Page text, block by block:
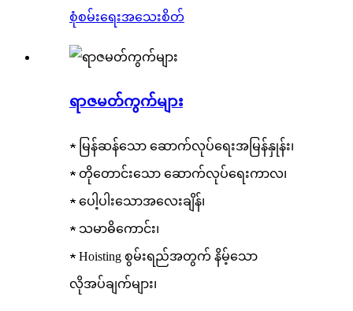
စုံစမ်းရေးအသေးစိတ်
ရာဇမတ်ကွက်များ
★ မြန်ဆန်သော ဆောက်လုပ်ရေးအမြန်နှုန်း၊
★ တိုတောင်းသော ဆောက်လုပ်ရေးကာလ၊
★ ပေါ့ပါးသောအလေးချိန်၊
★ သမာဓိကောင်း၊
★ Hoisting စွမ်းရည်အတွက် နိမ့်သော
လိုအပ်ချက်များ၊